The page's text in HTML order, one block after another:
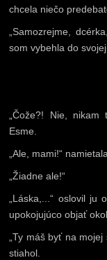
chcela niečo
„Samozrejme,
som vybehla do svojej
„Čože?! Nie,
Esme.
„Ale, mami!“
„Žiadne ale!“
„Láska,...“ oslovil
upokojujúco objať
„Ty máš byť na
stiahol.